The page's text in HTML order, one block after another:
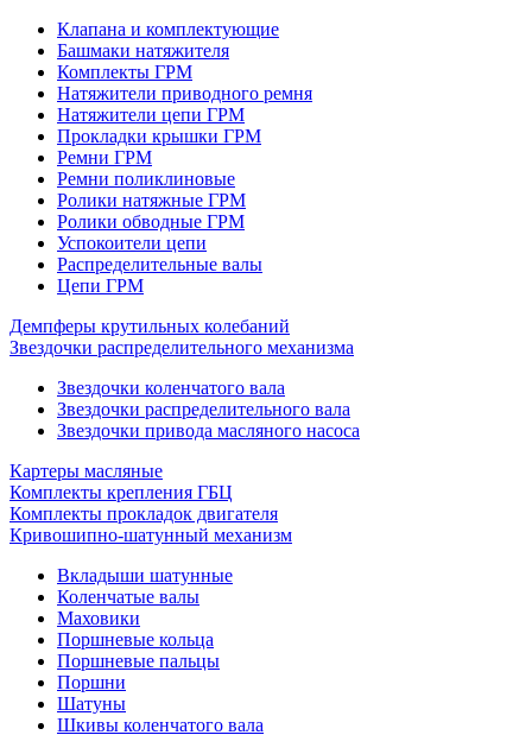
Клапана и комплектующие
Башмаки натяжителя
Комплекты ГРМ
Натяжители приводного ремня
Натяжители цепи ГРМ
Прокладки крышки ГРМ
Ремни ГРМ
Ремни поликлиновые
Ролики натяжные ГРМ
Ролики обводные ГРМ
Успокоители цепи
Распределительные валы
Цепи ГРМ
Демпферы крутильных колебаний
Звездочки распределительного механизма
Звездочки коленчатого вала
Звездочки распределительного вала
Звездочки привода масляного насоса
Картеры масляные
Комплекты крепления ГБЦ
Комплекты прокладок двигателя
Кривошипно-шатунный механизм
Вкладыши шатунные
Коленчатые валы
Маховики
Поршневые кольца
Поршневые пальцы
Поршни
Шатуны
Шкивы коленчатого вала